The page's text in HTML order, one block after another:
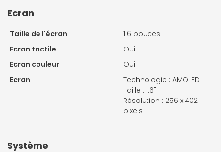
Ecran
Taille de l'écran
1.6 pouces
Ecran tactile
Oui
Ecran couleur
Oui
Ecran
Technologie : AMOLED
Taille : 1.6"
Résolution : 256 x 402
pixels
Système